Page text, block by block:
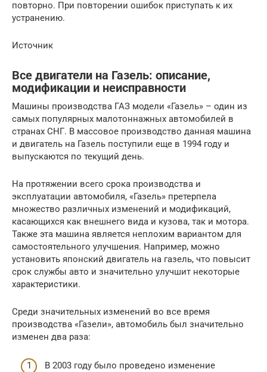
повторно. При повторении ошибок приступать к их
устранению.
Источник
Все двигатели на Газель: описание,
модификации и неисправности
Машины производства ГАЗ модели «Газель» – один из
самых популярных малотоннажных автомобилей в
странах СНГ. В массовое производство данная машина
и двигатель на Газель поступили еще в 1994 году и
выпускаются по текущий день.
На протяжении всего срока производства и
эксплуатации автомобиля, «Газель» претерпела
множество различных изменений и модификаций,
касающихся как внешнего вида и кузова, так и мотора.
Также эта машина является неплохим вариантом для
самостоятельного улучшения. Например, можно
установить японский двигатель на газель, что повысит
срок службы авто и значительно улучшит некоторые
характеристики.
Среди значительных изменений во все время
производства «Газели», автомобиль был значительно
изменен два раза:
В 2003 году было проведено изменение